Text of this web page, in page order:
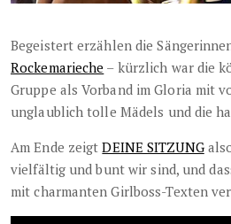
Begeistert erzählen die
Rockemarieche – kürzlich war die
Gruppe als Vorband im Gloria mit
unglaublich tolle Mädels und die
Am Ende zeigtDEINE SITZUNG
vielfältig und bunt wir sind, und
mit charmanten Girlboss-Texten